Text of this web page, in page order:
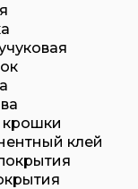
крошки
клей